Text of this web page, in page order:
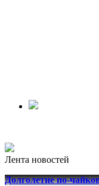
Лента новостей
Долголетие по-